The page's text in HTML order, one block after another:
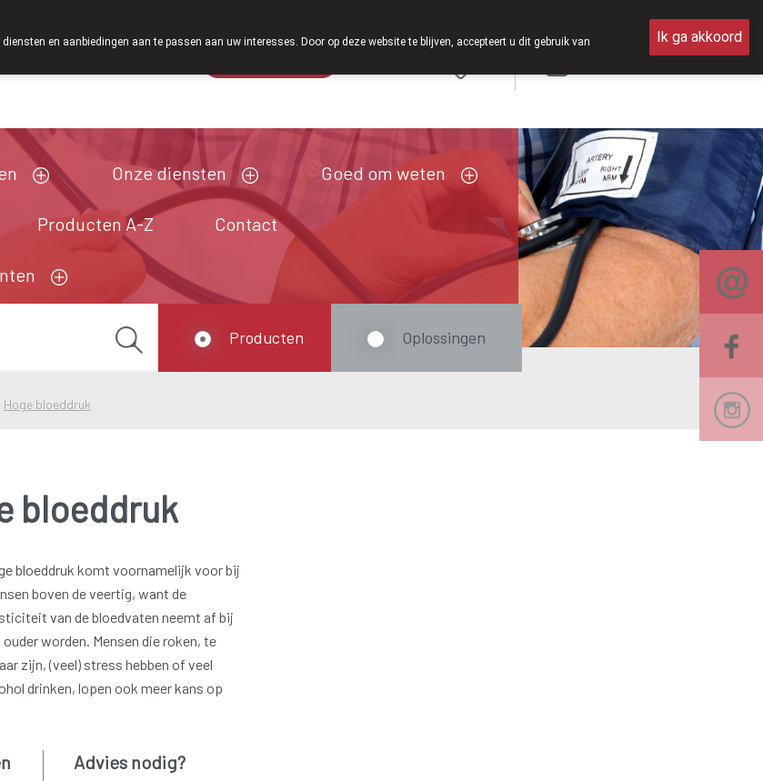
Onze diensten Goed om weten
Producten A-Z Contact
Hoge bloeddruk
Producten Oplossingen
bloeddruk
bloeddruk komt voornamelijk voor bij
boven de veertig, want de
van de bloedvaten neemt af bij
ouder worden. Mensen die roken, te
zijn, (veel) stress hebben of veel
drinken, lopen ook meer kans op
Advies nodig?
en aanbiedingen aan te passen aan uw interesses. Door op deze website te blijven, accepteert u dit gebruik van
Ik ga akkoord